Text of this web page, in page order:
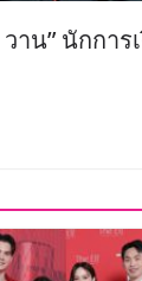
าน” นักการ